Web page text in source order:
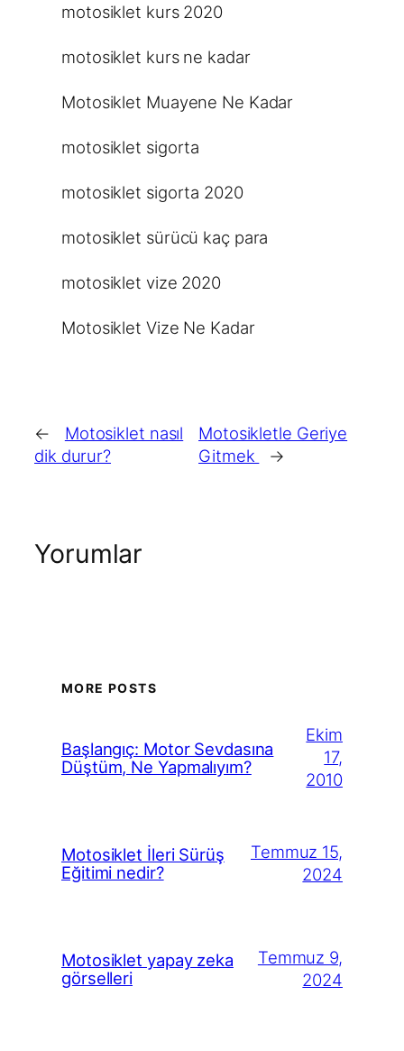
motosiklet kurs 2020
motosiklet kurs ne kadar
Motosiklet Muayene Ne Kadar
motosiklet sigorta
motosiklet sigorta 2020
motosiklet sürücü kaç para
motosiklet vize 2020
Motosiklet Vize Ne Kadar
←
Motosiklet nasıl
dik durur?
Motosikletle Geriye
Gitmek
→
Yorumlar
MORE POSTS
Başlangıç: Motor Sevdasına
Düştüm, Ne Yapmalıyım?
Ekim
17,
2010
Motosiklet İleri Sürüş
Eğitimi nedir?
Temmuz 15,
2024
Motosiklet yapay zeka
görselleri
Temmuz 9,
2024